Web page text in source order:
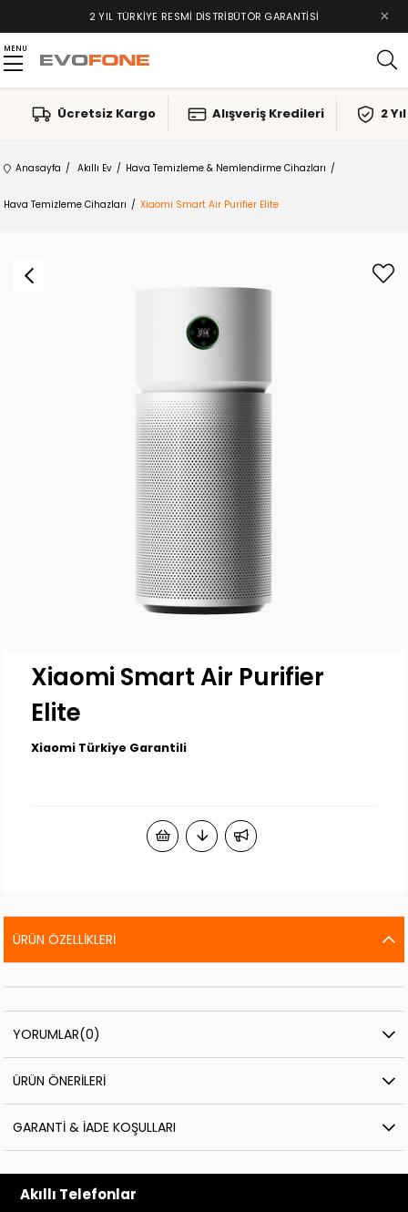
2 YIL TÜRKIYE RESMI DISTRIBÜTÖR GARANTISI ×
MENU
Ücretsiz Kargo Alışveriş Kredileri 2
Anasayfa Akıllı Ev Hava Temizleme & Nemlendirme Cihazları
Hava Temizleme Cihazları Xiaomi Smart Air Purifier Elite
Xiaomi Smart Air Purifier
Elite
Xiaomi Türkiye Garantili
ÜRÜN ÖZELLIKLERI
YORUMLAR(0)
ÜRÜN ÖNERILERI
GARANTI & İADE KOŞULLARI
Akıllı Telefonlar